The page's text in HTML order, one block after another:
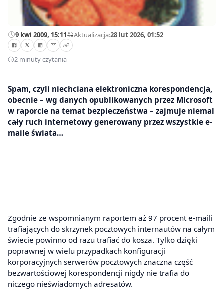
9 kwi 2009, 15:11—Aktualizacja:28 lut 2026, 01:52
2 minuty czytania
Spam, czyli niechciana elektroniczna korespondencja,
obecnie – wg danych opublikowanych przez Microsoft
w raporcie na temat bezpieczeństwa – zajmuje niemal
cały ruch internetowy generowany przez wszystkie e-
maile świata…
Zgodnie ze wspomnianym raportem aż 97 procent e-maili
trafiających do skrzynek pocztowych internautów na całym
świecie powinno od razu trafiać do kosza. Tylko dzięki
poprawnej w wielu przypadkach konfiguracji
korporacyjnych serwerów pocztowych znaczna część
bezwartościowej korespondencji nigdy nie trafia do
niczego nieświadomych adresatów.